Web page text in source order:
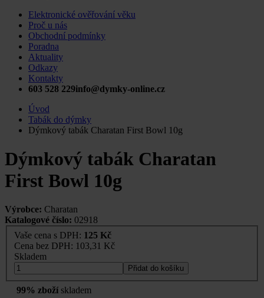
Elektronické ověřování věku
Proč u nás
Obchodní podmínky
Poradna
Aktuality
Odkazy
Kontakty
603 528 229info@dymky-online.cz
Úvod
Tabák do dýmky
Dýmkový tabák Charatan First Bowl 10g
Dýmkový tabák Charatan
First Bowl 10g
Výrobce: Charatan
Katalogové číslo: 02918
Vaše cena s DPH: 125 Kč
Cena bez DPH: 103,31 Kč
Skladem
Přidat do košíku
99% zboží skladem